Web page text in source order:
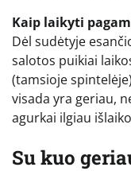
Kaip laikyti
Dėl sudėtyje
salotos puikiai
(tamsioje
visada yra geriau,
agurkai ilgiau
Su kuo